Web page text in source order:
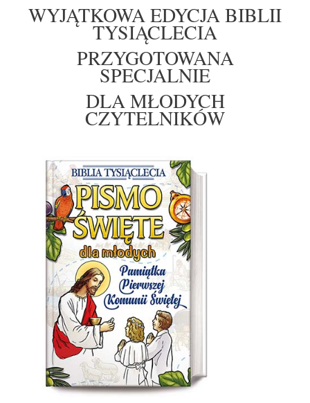
WYJĄTKOWA EDYCJA BIBLII
TYSIĄCLECIA
PRZYGOTOWANA
SPECJALNIE
DLA MŁODYCH
CZYTELNIKÓW